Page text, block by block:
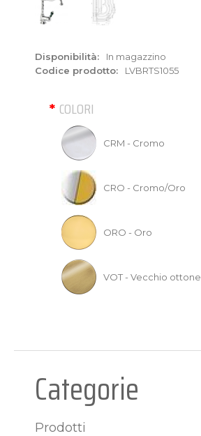
Disponibilità:
In magazzino
Codice prodotto:
LVBRTS1055
COLORI
CRM - Cromo
CRO - Cromo/Oro
ORO - Oro
VOT - Vecchio ottone
Categorie
Prodotti